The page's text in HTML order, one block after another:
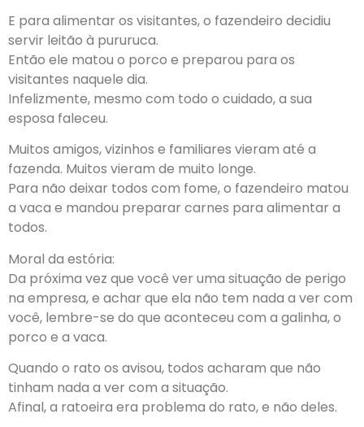
E para alimentar os visitantes, o fazendeiro decidiu
servir leitão à pururuca.
Então ele matou o porco e preparou para os
visitantes naquele dia.
Infelizmente, mesmo com todo o cuidado, a sua
esposa faleceu.
Muitos amigos, vizinhos e familiares vieram até a
fazenda. Muitos vieram de muito longe.
Para não deixar todos com fome, o fazendeiro matou
a vaca e mandou preparar carnes para alimentar a
todos.
Moral da estória:
Da próxima vez que você ver uma situação de perigo
na empresa, e achar que ela não tem nada a ver com
você, lembre-se do que aconteceu com a galinha, o
porco e a vaca.
Quando o rato os avisou, todos acharam que não
tinham nada a ver com a situação.
Afinal, a ratoeira era problema do rato, e não deles.